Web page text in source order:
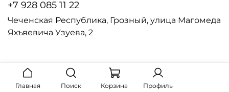
+7 928 085 11 22
Чеченская Республика, Грозный, улица Магомеда
Яхъяевича Узуева, 2
Главная Поиск Корзина Профиль